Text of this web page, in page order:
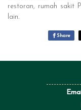
restoran, rumah sakit
lain.
Share